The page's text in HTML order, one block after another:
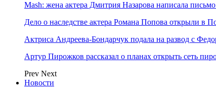
Mash: жена актера Дмитрия Назарова написала
Дело о наследстве актера Романа Попова открыли в
Актриса Андреева-Бондарчук подала на развод с
Артур Пирожков рассказал о планах открыть сеть
Prev Next
Новости